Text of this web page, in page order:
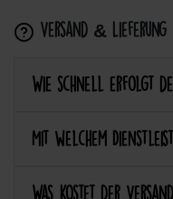
Versand & Lieferung
Wie schnell erfolgt
Mit welchem
Was kostet der